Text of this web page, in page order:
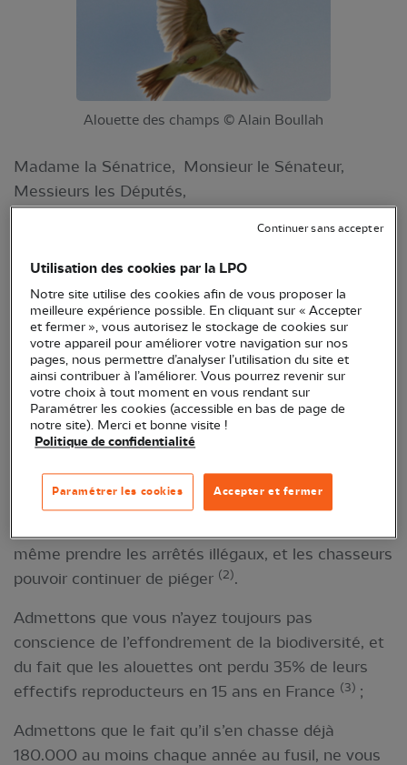
Alouette des champs © Alain Boullah
Madame la Sénatrice, Monsieur le Sénateur,
Messieurs les Députés,
Madame et Messieurs les représentants du Peuple
Par plusieurs décisions convergentes, le Conseil
d’Etat vient de confirmer l’illégalité de certaines
pratiques de piégeage des oiseaux dont les pantes
(filets) et matoles (cages trappes) autorisées
jusqu’en 2020 par les différents gouvernements
français dans 4 départements du Sud-Ouest par
dérogation à la Directive Européenne de protection
En réaction, vous vous êtes autorisé à déclarer
même prendre les arrêtés illégaux, et les chasseurs
pouvoir continuer de piéger (2).
Admettons que vous n’ayez toujours pas
conscience de l’effondrement de la biodiversité, et
du fait que les alouettes ont perdu 35% de leurs
effectifs reproducteurs en 15 ans en France (3) ;
Admettons que le fait qu’il s’en chasse déjà
180.000 au moins chaque année au fusil, ne vous
Utilisation des cookies par la LPO
Notre site utilise des cookies afin de vous proposer la
meilleure expérience possible. En cliquant sur « Accepter
et fermer », vous autorisez le stockage de cookies sur
votre appareil pour améliorer votre navigation sur nos
pages, nous permettre d’analyser l’utilisation du site et
ainsi contribuer à l’améliorer. Vous pourrez revenir sur
votre choix à tout moment en vous rendant sur
Paramétrer les cookies (accessible en bas de page de
notre site). Merci et bonne visite !
Politique de confidentialité
Accepter et fermer
Paramétrer les cookies
Continuer sans accepter